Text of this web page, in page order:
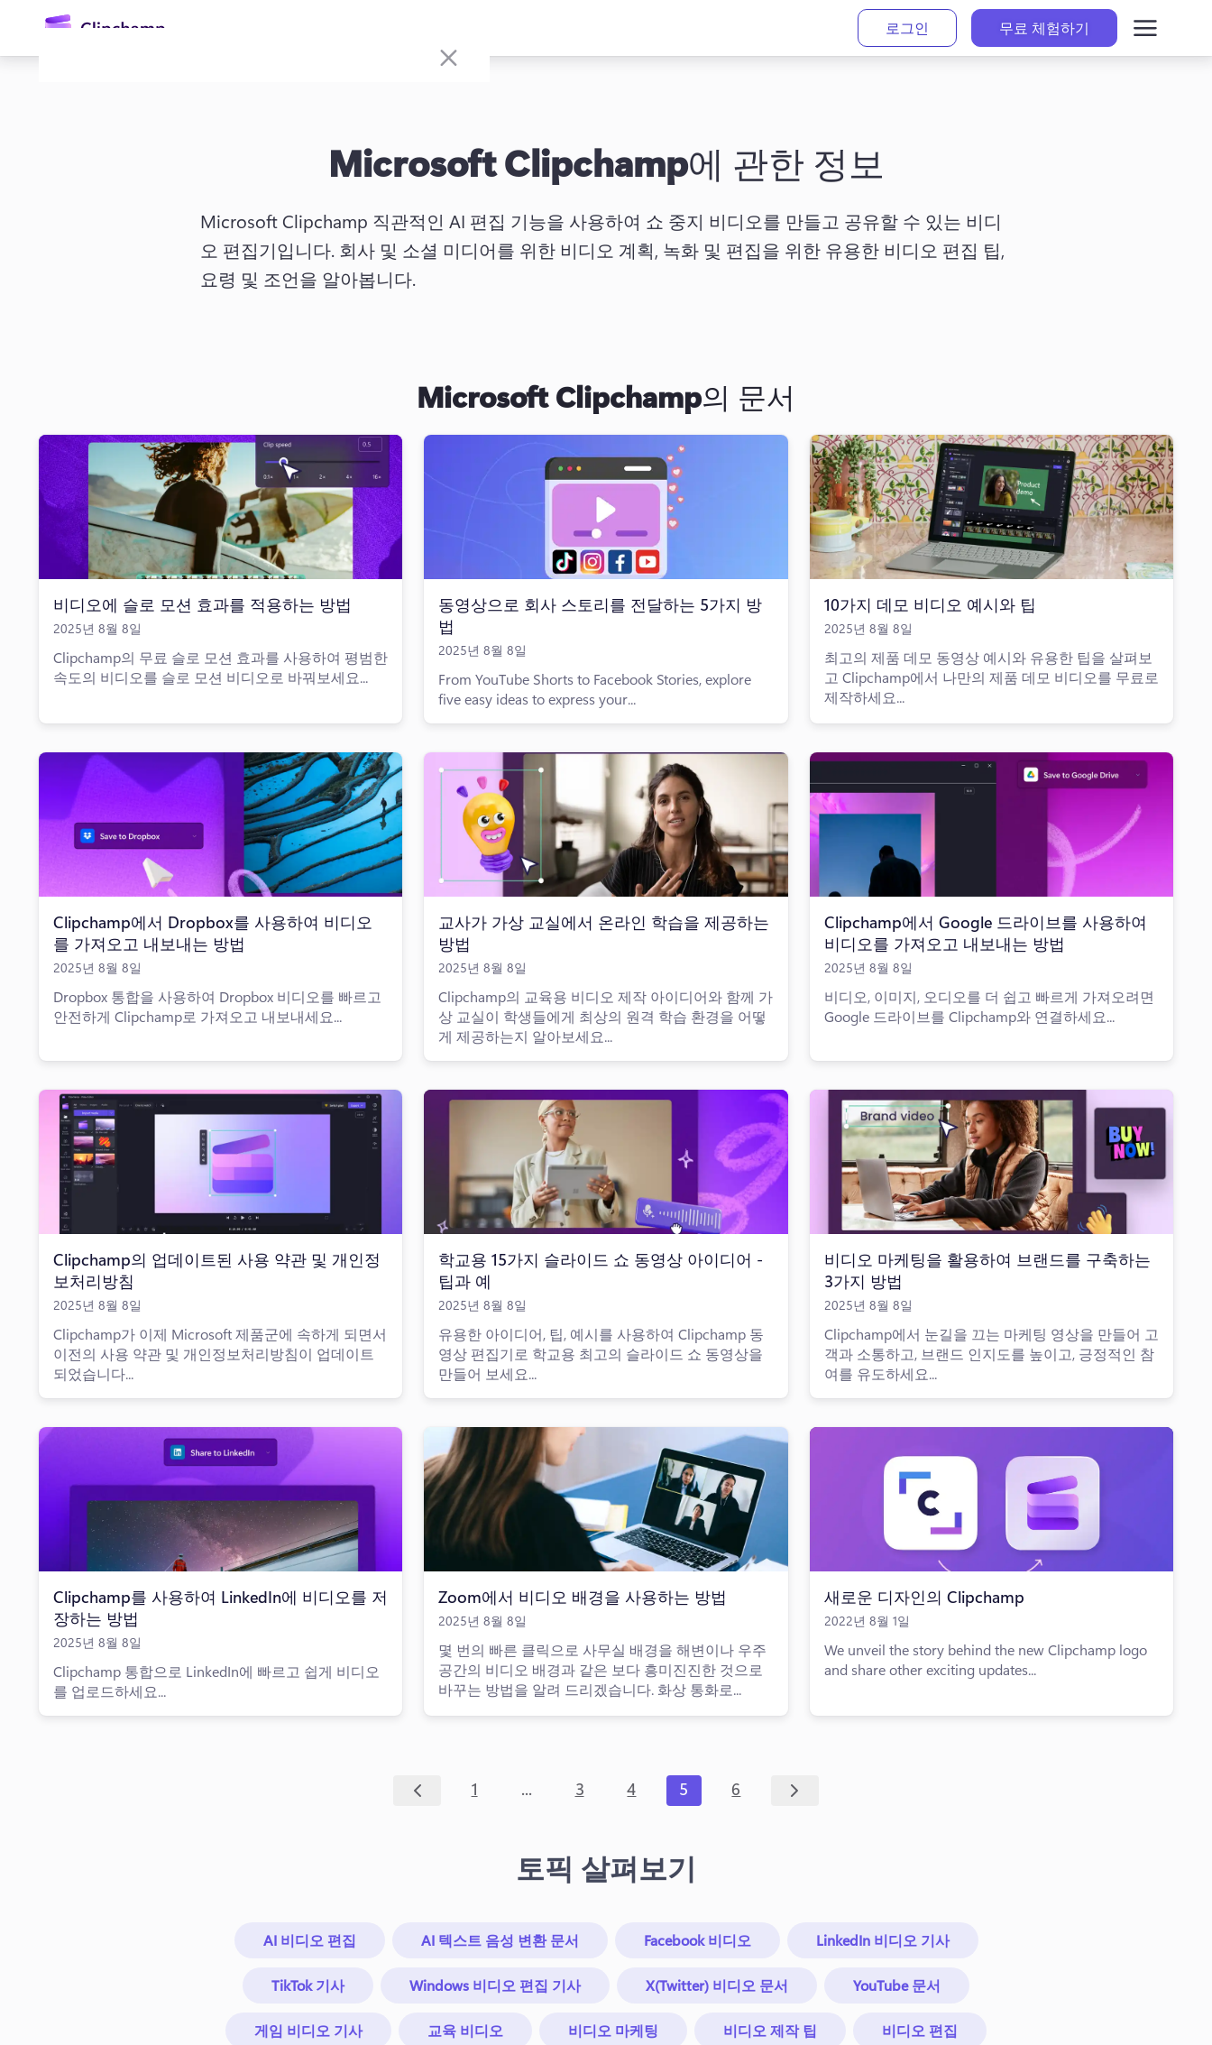
로
로그인 무료 체험하기
로그인
Microsoft Clipchamp에 관한 정보
Microsoft Clipchamp 직관적인 AI 편집 기능을 사용하여 쇼 중지 비디오를 만들고 공유할 수 있는 비디
오 편집기입니다. 회사 및 소셜 미디어를 위한 비디오 계획, 녹화 및 편집을 위한 유용한 비디오 편집 팁,
요령 및 조언을 알아봅니다.
Microsoft Clipchamp의 문서
비디오에 슬로 모션 효과를 적용하는 방법
2025년 8월 8일
Clipchamp의 무료 슬로 모션 효과를 사용하여 평범한
속도의 비디오를 슬로 모션 비디오로 바꿔보세요...
동영상으로 회사 스토리를 전달하는 5가지 방
법
2025년 8월 8일
From YouTube Shorts to Facebook Stories, explore
five easy ideas to express your...
10가지 데모 비디오 예시와 팁
2025년 8월 8일
최고의 제품 데모 동영상 예시와 유용한 팁을 살펴보
고 Clipchamp에서 나만의 제품 데모 비디오를 무료로
제작하세요...
Clipchamp에서 Dropbox를 사용하여 비디오
를 가져오고 내보내는 방법
2025년 8월 8일
Dropbox 통합을 사용하여 Dropbox 비디오를 빠르고
안전하게 Clipchamp로 가져오고 내보내세요...
교사가 가상 교실에서 온라인 학습을 제공하는
방법
2025년 8월 8일
Clipchamp의 교육용 비디오 제작 아이디어와 함께 가
상 교실이 학생들에게 최상의 원격 학습 환경을 어떻
게 제공하는지 알아보세요...
Clipchamp에서 Google 드라이브를 사용하여
비디오를 가져오고 내보내는 방법
2025년 8월 8일
비디오, 이미지, 오디오를 더 쉽고 빠르게 가져오려면
Google 드라이브를 Clipchamp와 연결하세요...
Clipchamp의 업데이트된 사용 약관 및 개인정
보처리방침
2025년 8월 8일
Clipchamp가 이제 Microsoft 제품군에 속하게 되면서
이전의 사용 약관 및 개인정보처리방침이 업데이트
되었습니다...
학교용 15가지 슬라이드 쇼 동영상 아이디어 -
팁과 예
2025년 8월 8일
유용한 아이디어, 팁, 예시를 사용하여 Clipchamp 동
영상 편집기로 학교용 최고의 슬라이드 쇼 동영상을
만들어 보세요...
비디오 마케팅을 활용하여 브랜드를 구축하는
3가지 방법
2025년 8월 8일
Clipchamp에서 눈길을 끄는 마케팅 영상을 만들어 고
객과 소통하고, 브랜드 인지도를 높이고, 긍정적인 참
여를 유도하세요...
Clipchamp를 사용하여 LinkedIn에 비디오를 저
장하는 방법
2025년 8월 8일
Clipchamp 통합으로 LinkedIn에 빠르고 쉽게 비디오
를 업로드하세요...
Zoom에서 비디오 배경을 사용하는 방법
2025년 8월 8일
몇 번의 빠른 클릭으로 사무실 배경을 해변이나 우주
공간의 비디오 배경과 같은 보다 흥미진진한 것으로
바꾸는 방법을 알려 드리겠습니다. 화상 통화로...
새로운 디자인의 Clipchamp
2022년 8월 1일
We unveil the story behind the new Clipchamp logo
and share other exciting updates...
1 ... 3 4 5 6
토픽 살펴보기
AI 비디오 편집 AI 텍스트 음성 변환 문서 Facebook 비디오 LinkedIn 비디오 기사
TikTok 기사 Windows 비디오 편집 기사 X(Twitter) 비디오 문서 YouTube 문서
게임 비디오 기사 교육 비디오 비디오 마케팅 비디오 제작 팁 비디오 편집